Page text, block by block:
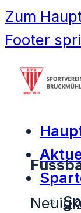
Zum
Footer